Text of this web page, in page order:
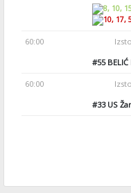
8, 10,
10, 17,
60:00
#55BELIĆ
60:00
#33US